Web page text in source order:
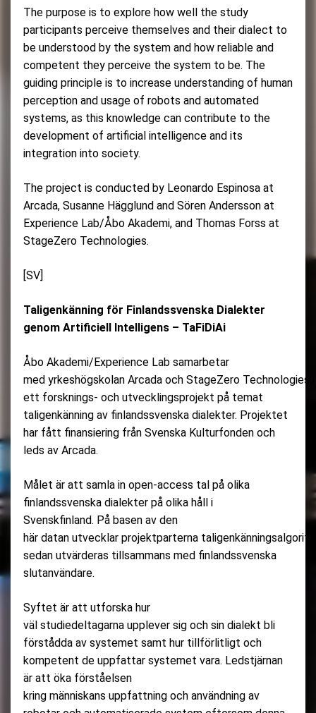
The purpose is to explore how well the study
participants perceive themselves and their dialect to
be understood by the system and how reliable and
competent they perceive the system to be. The
guiding principle is to increase understanding of human
perception and usage of robots and automated
systems, as this knowledge can contribute to the
development of artificial intelligence and its
integration into society.
The project is conducted by Leonardo Espinosa at
Arcada, Susanne Hägglund and Sören Andersson at
Experience Lab/Åbo Akademi, and Thomas Forss at
StageZero Technologies.
[SV]
Taligenkänning för Finlandssvenska Dialekter
genom Artificiell Intelligens – TaFiDiAi
Åbo Akademi/Experience Lab samarbetar
med yrkeshögskolan Arcada och StageZero Technologies i
ett forsknings- och utvecklingsprojekt på temat
taligenkänning av finlandssvenska dialekter. Projektet
har fått finansiering från Svenska Kulturfonden och
leds av Arcada.
Målet är att samla in open-access tal på olika
finlandssvenska dialekter på olika håll i
Svenskfinland. På basen av den
här datan utvecklar projektparterna
sedan utvärderas tillsammans med finlandssvenska
slutanvändare.
Syftet är att utforska hur
väl studiedeltagarna upplever sig och sin dialekt bli
förstådda av systemet samt hur tillförlitligt och
kompetent de uppfattar systemet vara. Ledstjärnan
är att öka förståelsen
kring människans uppfattning och användning av